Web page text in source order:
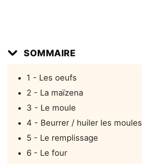
SOMMAIRE
1 - Les oeufs
2 - La maïzena
3 - Le moule
4 - Beurrer / huiler les moules
5 - Le remplissage
6 - Le four